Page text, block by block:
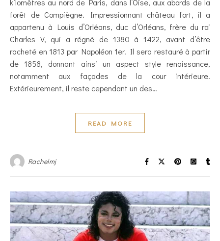
kilomètres au nord de Paris, dans l’Oise, aux abords de la
forêt de Compiègne. Impressionnant château fort, il a
appartenu à Louis d’Orléans, duc d’Orléans, frère du roi
Charles V, qui a régné de 1380 à 1422, avant d’être
racheté en 1813 par Napoléon 1er. Il sera restauré à partir
de 1858, donnant ainsi un aspect style renaissance,
notamment aux façades de la cour intérieure.
Extérieurement, il reste cependant un des…
READ MORE
Rachelmj